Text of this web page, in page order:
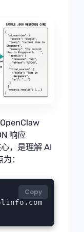
响应
，是理解 AI
：
Copy